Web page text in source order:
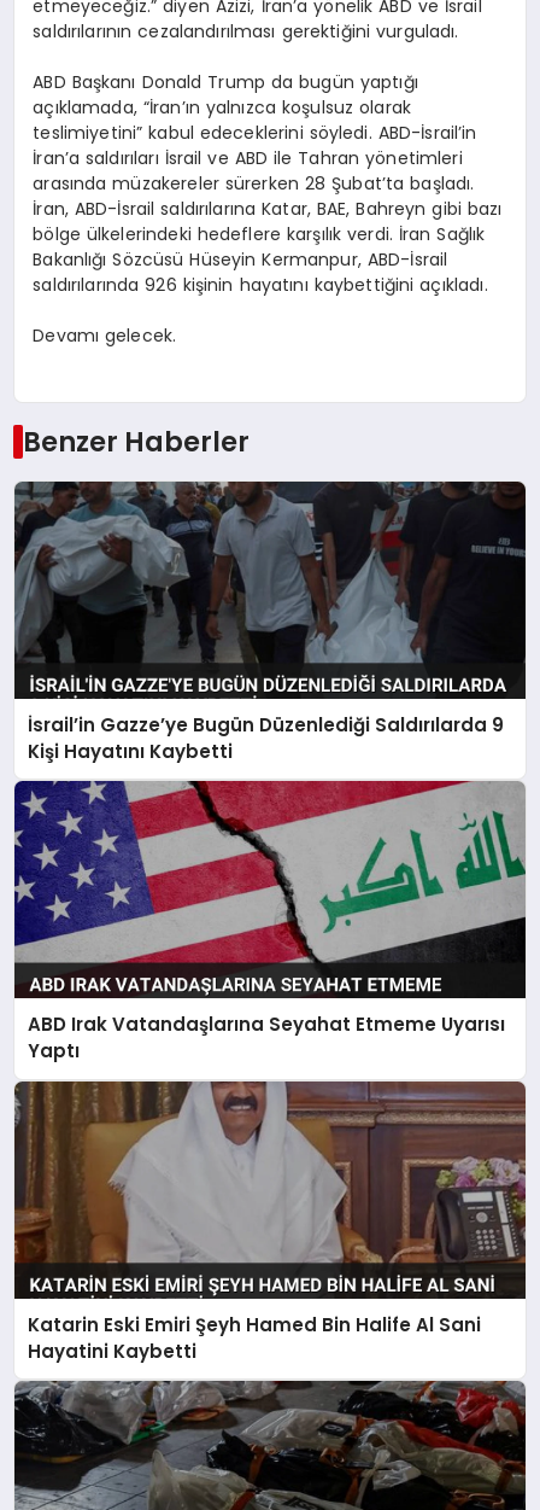
etmeyeceğiz.” diyen Azizi, İran’a yönelik ABD ve İsrail
saldırılarının cezalandırılması gerektiğini vurguladı.
ABD Başkanı Donald Trump da bugün yaptığı
açıklamada, “İran’ın yalnızca koşulsuz olarak
teslimiyetini” kabul edeceklerini söyledi. ABD-İsrail’in
İran’a saldırıları İsrail ve ABD ile Tahran yönetimleri
arasında müzakereler sürerken 28 Şubat’ta başladı.
İran, ABD-İsrail saldırılarına Katar, BAE, Bahreyn gibi bazı
bölge ülkelerindeki hedeflere karşılık verdi. İran Sağlık
Bakanlığı Sözcüsü Hüseyin Kermanpur, ABD-İsrail
saldırılarında 926 kişinin hayatını kaybettiğini açıkladı.
Devamı gelecek.
Benzer Haberler
İsrail’in Gazze’ye Bugün Düzenlediği Saldırılarda 9
Kişi Hayatını Kaybetti
ABD Irak Vatandaşlarına Seyahat Etmeme Uyarısı
Yaptı
Katarin Eski Emiri Şeyh Hamed Bin Halife Al Sani
Hayatini Kaybetti